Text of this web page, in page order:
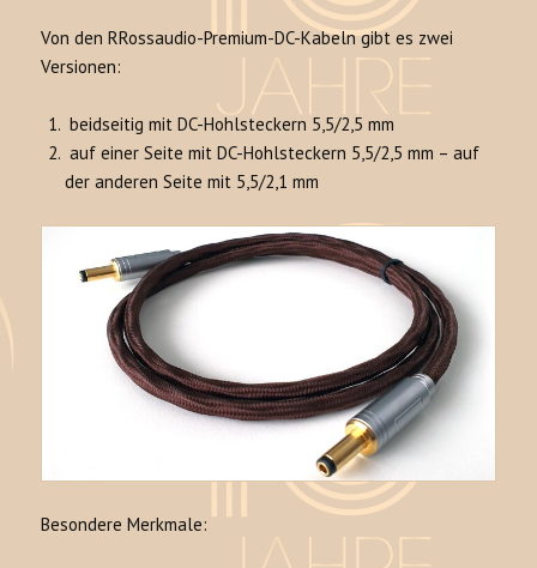
Von den RRossaudio-Premium-DC-Kabeln gibt es zwei
Versionen:
beidseitig mit DC-Hohlsteckern 5,5/2,5 mm
auf einer Seite mit DC-Hohlsteckern 5,5/2,5 mm – auf
der anderen Seite mit 5,5/2,1 mm
Besondere Merkmale: